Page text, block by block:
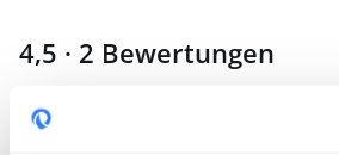
4,5 · 2 Bewertungen